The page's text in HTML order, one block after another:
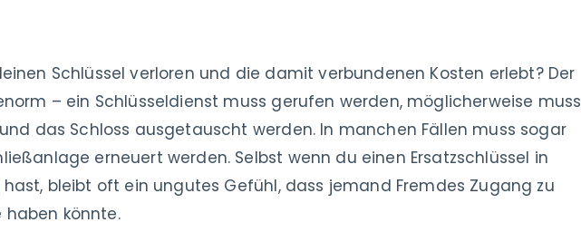
Schlüssel verloren und die damit verbundenen Kosten erlebt? Der
– ein Schlüsseldienst muss gerufen werden, möglicherweise muss
das Schloss ausgetauscht werden. In manchen Fällen muss sogar
erneuert werden. Selbst wenn du einen Ersatzschlüssel in
bleibt oft ein ungutes Gefühl, dass jemand Fremdes Zugang zu
haben könnte.